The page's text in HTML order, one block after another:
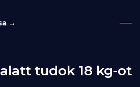
→
tudok 18 kg-ot